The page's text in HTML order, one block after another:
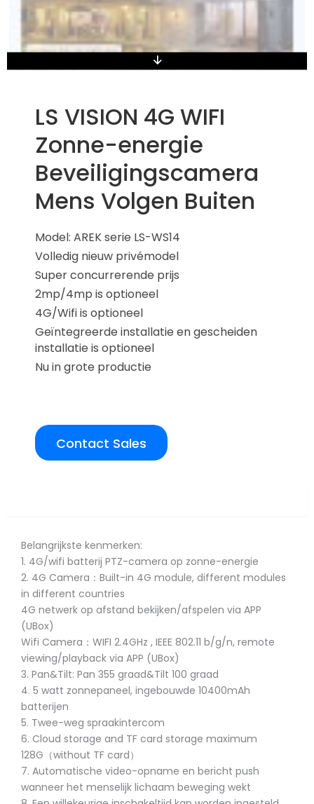
LS VISION 4G WIFI
Zonne-energie
Beveiligingscamera
Mens Volgen Buiten
Model: AREK serie LS-WS14
Volledig nieuw privémodel
Super concurrerende prijs
2mp/4mp is optioneel
4G/Wifi is optioneel
Geïntegreerde installatie en gescheiden
installatie is optioneel
Nu in grote productie
Contact Sales
Belangrijkste kenmerken:
1. 4G/wifi batterij PTZ-camera op zonne-energie
2. 4G Camera：Built-in 4G module, different modules
in different countries
4G netwerk op afstand bekijken/afspelen via APP
(UBox)
Wifi Camera：WIFI 2.4GHz , IEEE 802.11 b/g/n, remote
viewing/playback via APP (UBox)
3. Pan&Tilt: Pan 355 graad&Tilt 100 graad
4. 5 watt zonnepaneel, ingebouwde 10400mAh
batterijen
5. Twee-weg spraakintercom
6. Cloud storage and TF card storage maximum
128G（without TF card）
7. Automatische video-opname en bericht push
wanneer het menselijk lichaam beweging wekt